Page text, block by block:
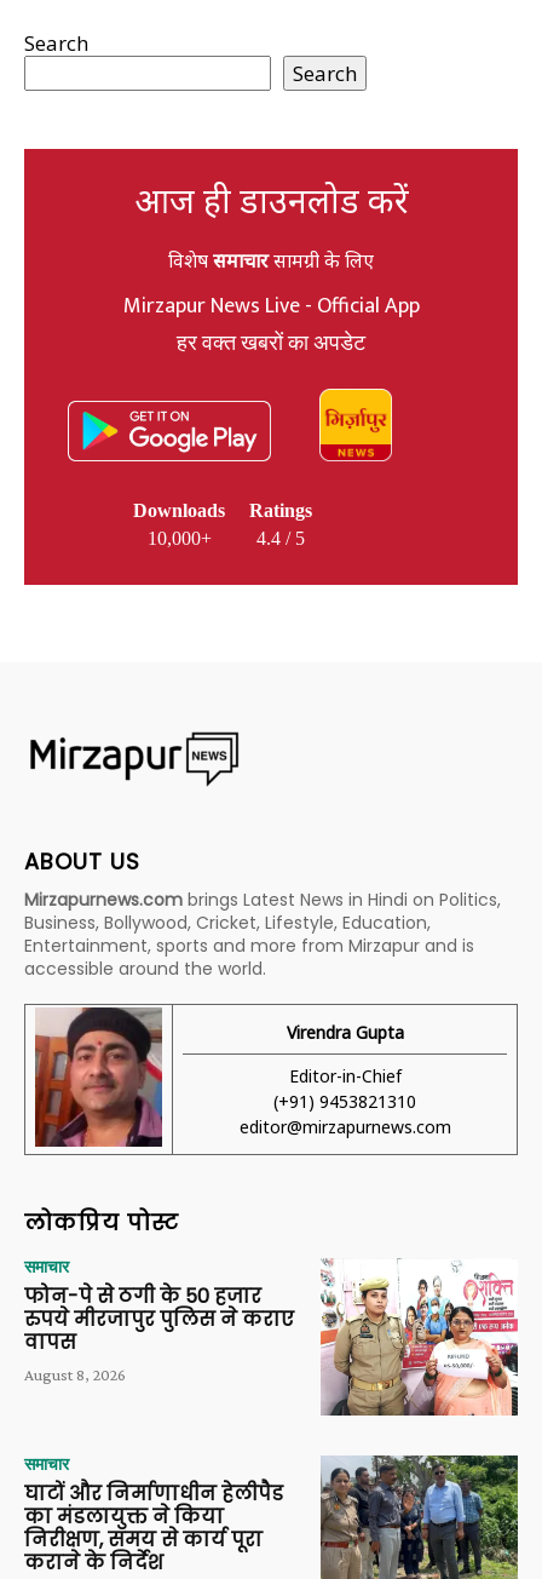
Search
Search
आज ही डाउनलोड करें
विशेषसमाचारसामग्री के लिए
Mirzapur News Live - Official App
हर वक्त खबरों का अपडेट
Downloads
10,000+
Ratings
4.4 / 5
ABOUT US
Mirzapurnews.com brings Latest News in Hindi on Politics,
Business, Bollywood, Cricket, Lifestyle, Education,
Entertainment, sports and more from Mirzapur and is
accessible around the world.
Virendra Gupta
Editor-in-Chief
(+91) 9453821310
editor@mirzapurnews.com
लोकप्रिय पोस्ट
समाचार
फोन-पे से ठगी के 50 हजार
रुपये मीरजापुर पुलिस ने कराए
वापस
August 8, 2026
समाचार
घाटों और निर्माणाधीन हेलीपैड
का मंडलायुक्त ने किया
निरीक्षण, समय से कार्य पूरा
कराने के निर्देश